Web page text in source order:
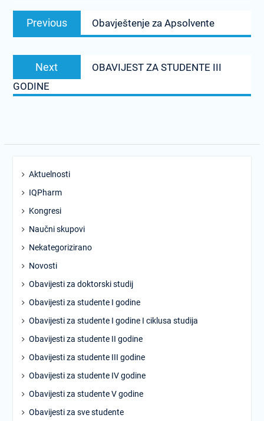
Post
navigation
Previous
Previous
post:
Obavještenje za Apsolvente
Next
post:
OBAVIJEST ZA STUDENTE III
GODINE
Aktuelnosti
IQPharm
Kongresi
Naučni skupovi
Nekategorizirano
Novosti
Obavijesti za doktorski studij
Obavijesti za studente I godine
Obavijesti za studente I godine I ciklusa studija
Obavijesti za studente II godine
Obavijesti za studente III godine
Obavijesti za studente IV godine
Obavijesti za studente V godine
Obavijesti za sve studente